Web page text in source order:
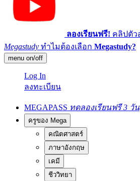
ลองเรียนฟรี! คลิปตัว
Megastudy ทำไมต้องเลือก Megastudy?
menu on/off
Log In
ลงทะเบียน
MEGAPASS ทดลองเรียนฟรี 3 วัน
ครูของ Mega
คณิตศาสตร์
ภาษาอังกฤษ
เคมี
ชีววิทยา